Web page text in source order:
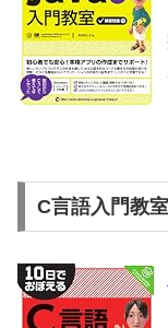
C言語入門教